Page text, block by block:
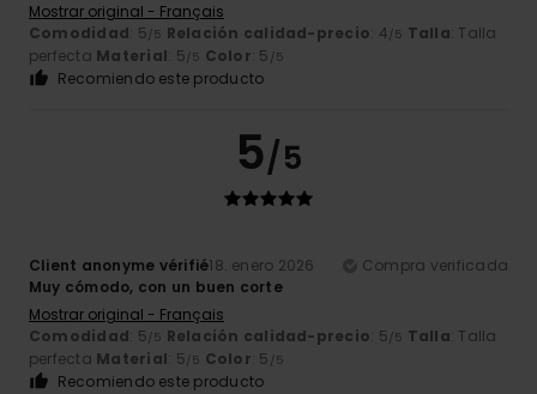
Mostrar original - Français
Comodidad: 5/5 Relación calidad-precio: 4/5 Talla: Talla
perfecta Material: 5/5 Color: 5 /5
Recomiendo este producto
5/5
Client anonyme vérifié18. enero 2026
Compra verificada
Muy cómodo, con un buen corte
Mostrar original - Français
Comodidad: 5/5 Relación calidad-precio: 5/5 Talla: Talla
perfecta Material: 5/5 Color: 5 /5
Recomiendo este producto